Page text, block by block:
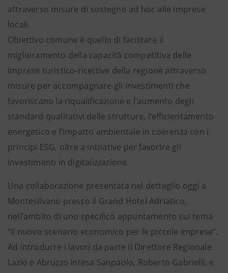
attraverso misure di sostegno ad hoc alle imprese
locali.
Obiettivo comune è quello di facilitare il
miglioramento della capacità competitiva delle
imprese turistico-ricettive della regione attraverso
misure per accompagnare gli investimenti che
favoriscano la riqualificazione e l’aumento degli
standard qualitativi delle strutture, l’efficientamento
energetico e l’impatto ambientale in coerenza con i
principi ESG, oltre a iniziative per favorire gli
investimenti in digitalizzazione.
Una collaborazione presentata nel dettaglio oggi a
Montesilvano presso il Grand Hotel Adriatico,
nell’ambito di uno specifico appuntamento sul tema
“Il nuovo scenario economico per le piccole imprese”.
Ad introdurre i lavori da parte il Direttore Regionale
Lazio e Abruzzo Intesa Sanpaolo, Roberto Gabrielli, e